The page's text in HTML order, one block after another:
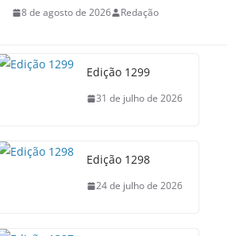
8 de agosto de 2026 Redação
Edição 1299
31 de julho de 2026
Edição 1298
24 de julho de 2026